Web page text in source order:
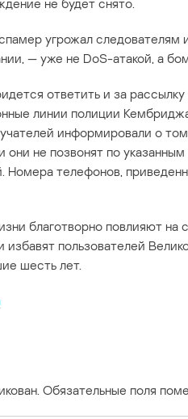
не будет снято.
угрожал
— уже не DoS-атакой, а
ответить и за рассылку
линии полиции
информировали о
они не позвонят по
Номера телефонов,
благотворно повлияют на
избавят пользователей
шесть лет.
Обязательные поля